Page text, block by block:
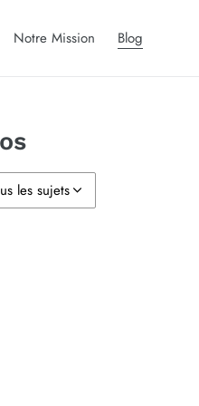
Notre Mission Blog